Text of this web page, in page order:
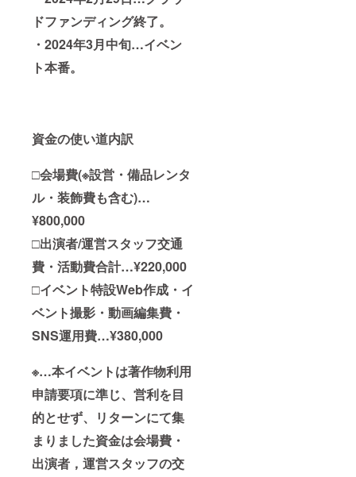
ドファンディング終了。
・2024年3月中旬…イベン
ト本番。
資金の使い道内訳
□会場費(※設営・備品レンタ
ル・装飾費も含む)…
¥800,000
□出演者/運営スタッフ交通
費・活動費合計…¥220,000
□イベント特設Web作成・イ
ベント撮影・動画編集費・
SNS運用費…¥380,000
※…本イベントは著作物利用
申請要項に準じ、営利を目
的とせず、リターンにて集
まりました資金は会場費・
出演者，運営スタッフの交